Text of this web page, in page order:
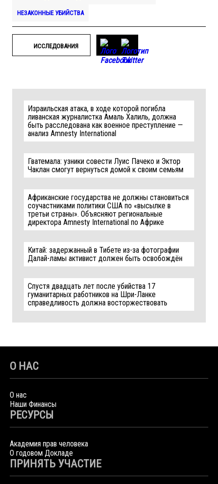
НЕЗАКОННЫЕ УБИЙСТВА
ИССЛЕДОВАНИЯ
Израильская атака, в ходе которой погибла
ливанская журналистка Амаль Халиль, должна
быть расследована как военное преступление —
анализ Amnesty International
Гватемала: узники совести Луис Пачеко и Эктор
Чаклан смогут вернуться домой к своим семьям
Африканские государства не должны становиться
соучастниками политики США по «высылке в
третьи страны». Объясняют региональные
директора Amnesty International по Африке
Китай: задержанный в Тибете из-за фотографии
Далай-ламы активист должен быть освобождён
Спустя двадцать лет после убийства 17
гуманитарных работников на Шри-Ланке
справедливость должна восторжествовать
О НАС
О нас
Наши Финансы
РЕСУРСЫ
Академия прав человека
О годовом Докладе
ПРИНЯТЬ УЧАСТИЕ